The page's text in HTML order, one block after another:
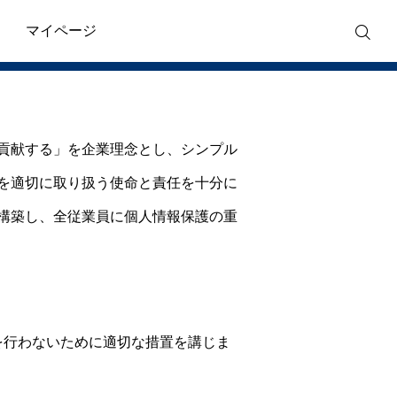
マイページ
献する」を企業理念とし、シンプル
適切に取り扱う使命と責任を十分に
築し、全従業員に個人情報保護の重
わないために適切な措置を講じま